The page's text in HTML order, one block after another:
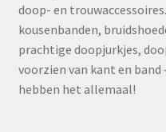
doop- en
kousenbanden,
prachtige doopjurkjes,
voorzien van kant en band
hebben het allemaal!